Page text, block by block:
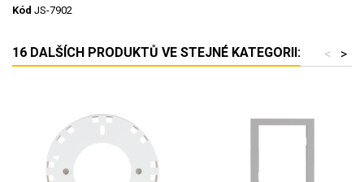
Kód JS-7902
16 DALŠÍCH PRODUKTŮ VE STEJNÉ KATEGORII: >
<